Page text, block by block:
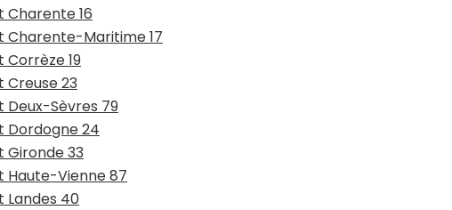
Charente 16
Charente-Maritime 17
19
Creuse 23
Deux-Sèvres 79
Dordogne 24
Gironde 33
Haute-Vienne 87
Landes 40